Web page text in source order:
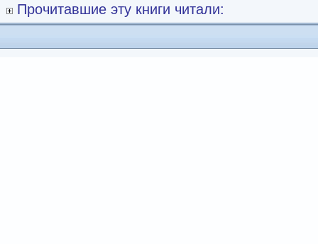
Прочитавшие эту книги читали: